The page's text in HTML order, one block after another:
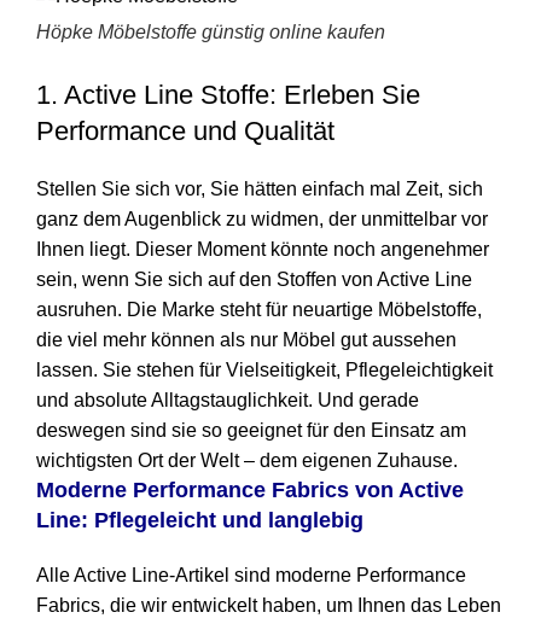
Höpke Möbelstoffe günstig online kaufen
1. Active Line Stoffe: Erleben Sie
Performance und Qualität
Stellen Sie sich vor, Sie hätten einfach mal Zeit, sich
ganz dem Augenblick zu widmen, der unmittelbar vor
Ihnen liegt. Dieser Moment könnte noch angenehmer
sein, wenn Sie sich auf den Stoffen von Active Line
ausruhen. Die Marke steht für neuartige Möbelstoffe,
die viel mehr können als nur Möbel gut aussehen
lassen. Sie stehen für Vielseitigkeit, Pflegeleichtigkeit
und absolute Alltagstauglichkeit. Und gerade
deswegen sind sie so geeignet für den Einsatz am
wichtigsten Ort der Welt – dem eigenen Zuhause.
Moderne Performance Fabrics von Active
Line: Pflegeleicht und langlebig
Alle Active Line-Artikel sind moderne Performance
Fabrics, die wir entwickelt haben, um Ihnen das Leben